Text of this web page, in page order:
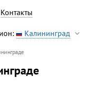
Контакты
Калининград